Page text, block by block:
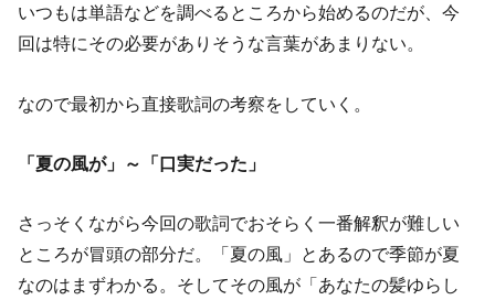
いつもは単語などを調べるところから始めるのだが、今
回は特にその必要がありそうな言葉があまりない。
なので最初から直接歌詞の考察をしていく。
「夏の風が」～「口実だった」
さっそくながら今回の歌詞でおそらく一番解釈が難しい
ところが冒頭の部分だ。「夏の風」とあるので季節が夏
なのはまずわかる。そしてその風が「あなたの髪ゆらし